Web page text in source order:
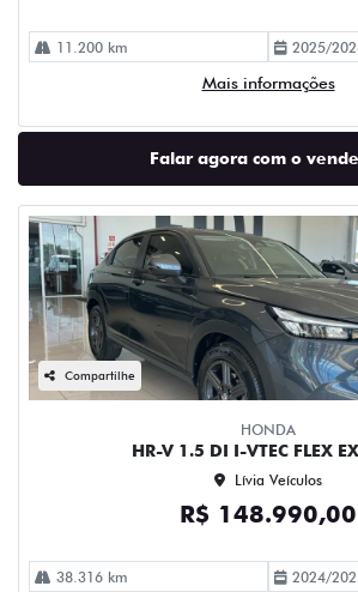
11.200 km 2025/
Mais informações
Falar agora com o
Compartilhe
HONDA
HR-V 1.5 DI I-VTEC FLEX
Lívia Veículos
R$ 148.990,00
38.316 km 2024/